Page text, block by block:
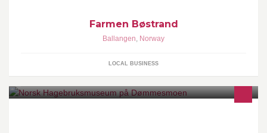
Farmen Bøstrand
Ballangen, Norway
LOCAL BUSINESS